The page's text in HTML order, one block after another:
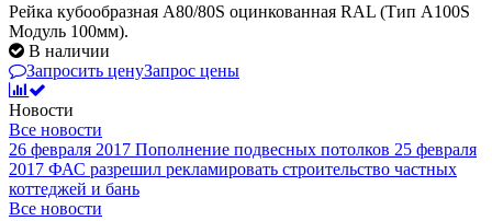
Рейка кубообразная A80/80S оцинкованная RAL (Тип A100S
Модуль 100мм).
В наличии
Запросить ценуЗапрос цены
Новости
Все новости
26 февраля 2017 Пополнение подвесных потолков 25 февраля
2017 ФАС разрешил рекламировать строительство частных
коттеджей и бань
Все новости